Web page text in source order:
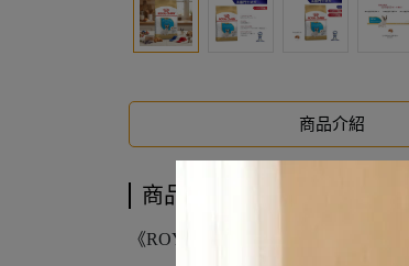
商品介紹
商品介紹
《ROYAL CANIN 法國皇家》FBDP